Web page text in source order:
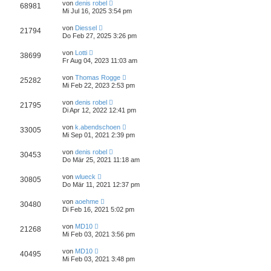
68981 von denis robel
Mi Jul 16, 2025 3:54 pm
21794 von Diessel
Do Feb 27, 2025 3:26 pm
38699 von Lotti
Fr Aug 04, 2023 11:03 am
25282 von Thomas Rogge
Mi Feb 22, 2023 2:53 pm
21795 von denis robel
Di Apr 12, 2022 12:41 pm
33005 von k.abendschoen
Mi Sep 01, 2021 2:39 pm
30453 von denis robel
Do Mär 25, 2021 11:18 am
30805 von wlueck
Do Mär 11, 2021 12:37 pm
30480 von aoehme
Di Feb 16, 2021 5:02 pm
21268 von MD10
Mi Feb 03, 2021 3:56 pm
40495 von MD10
Mi Feb 03, 2021 3:48 pm